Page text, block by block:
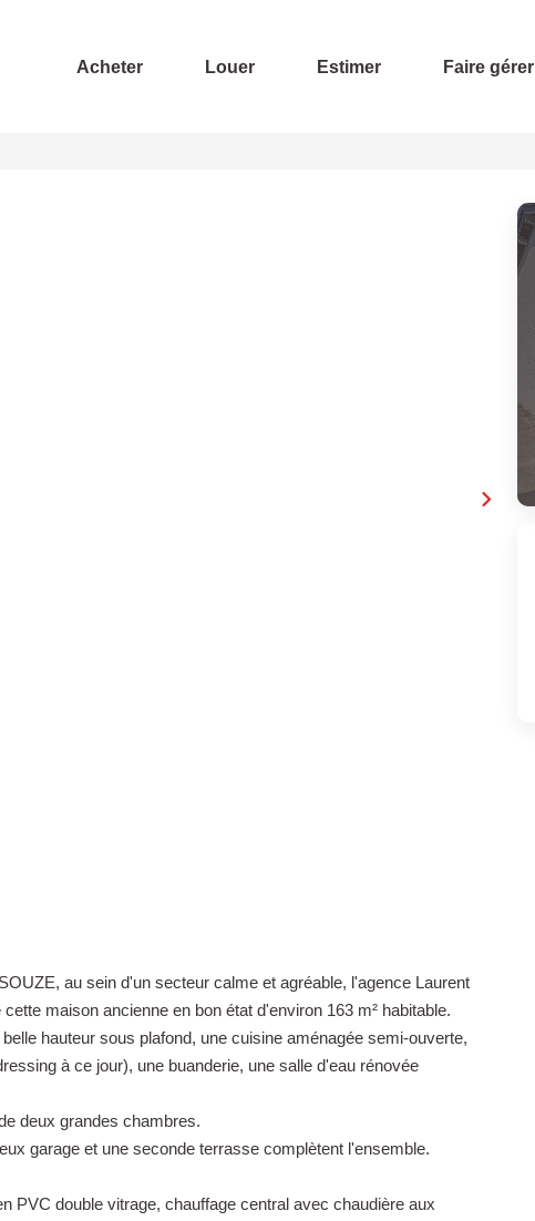
Acheter Louer Estimer Faire gérer
au sein d'un secteur calme et agréable, l'agence Laurent
maison ancienne en bon état d'environ 163 m² habitable.
hauteur sous plafond, une cuisine aménagée semi-ouverte,
à ce jour), une buanderie, une salle d'eau rénovée
deux grandes chambres.
garage et une seconde terrasse complètent l'ensemble.
PVC double vitrage, chauffage central avec chaudière aux